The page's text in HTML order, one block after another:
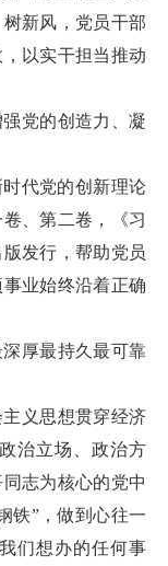
新风，党员干部
以实干担当推动
党的创造力、凝
代党的创新理论
、第二卷，《习
发行，帮助党员
业始终沿着正确
厚最持久最可靠
义思想贯穿经济
治立场、政治方
志为核心的党中
铁”，做到心往一
们想办的任何事